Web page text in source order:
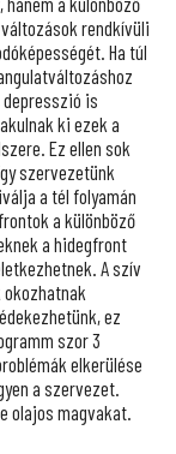
rendkívüli
Ha túl
is
ki ezek a
Ez ellen sok
szervezetünk
a tél folyamán
a különböző
a hidegfront
A szív
ez
szor 3
elkerülése
a szervezet.
olajos magvakat.